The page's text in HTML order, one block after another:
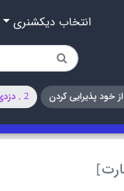
انتخاب دیکشنری
2 . دزدی کردن